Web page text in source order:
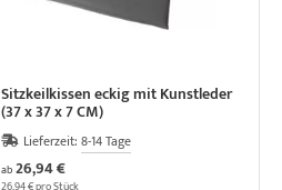
Sitzkeilkissen eckig mit Kunstleder
(37 x 37 x 7 CM)
Lieferzeit: 8-14 Tage
ab26,94 €